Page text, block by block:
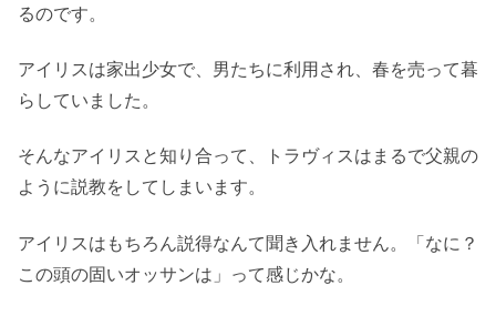
るのです。
アイリスは家出少女で、男たちに利用され、春を売って暮
らしていました。
そんなアイリスと知り合って、トラヴィスはまるで父親の
ように説教をしてしまいます。
アイリスはもちろん説得なんて聞き入れません。「なに？
この頭の固いオッサンは」って感じかな。